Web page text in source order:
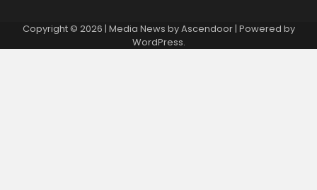
Copyright © 2026 | Media News byAscendoor| Powered by
WordPress.